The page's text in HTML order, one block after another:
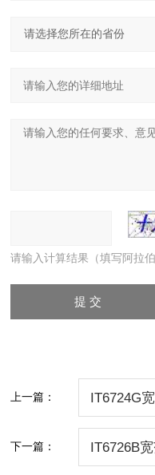
请输入计算结果（填写阿拉
上一篇： IT6724G
下一篇： IT6726B